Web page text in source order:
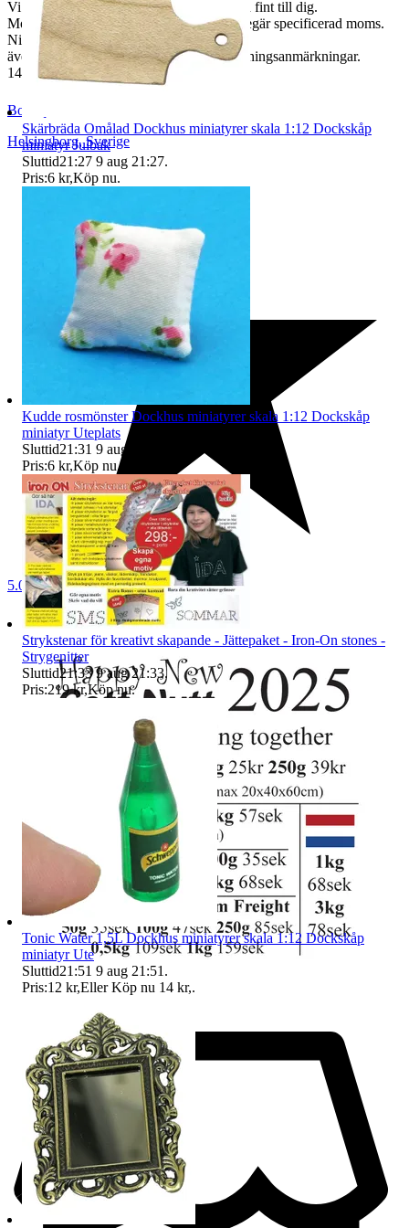
Vi garanterar att allt kommer fram helt och fint till dig.
Moms ingår i våra priser. Har ni företag begär specificerad moms.
Ni kan
även fråga om faktura om ni inte har betalningsanmärkningar.
14 dagars full returrätt vid oanvänd vara.
BoutiqueNo9
Helsingborg,Sverige
5.0
Skärbräda Omålad Dockhus miniatyrer skala 1:12 Dockskåp
miniatyr Julbak
Sluttid21:27 9 aug 21:27.
Pris:6 kr,Köp nu.
Kudde rosmönster Dockhus miniatyrer skala 1:12 Dockskåp
miniatyr Uteplats
Sluttid21:31 9 aug 21:31
Pris:6 kr,Köp nu.
Strykstenar för kreativt skapande - Jättepaket - Iron-On stones -
Strygenitter
Sluttid21:33 9 aug 21:33.
Pris:219 kr,Köp nu.
Tonic Water 1,5L Dockhus miniatyrer skala 1:12 Dockskåp
miniatyr Ute
Sluttid21:51 9 aug 21:51 .
Pris:12 kr,Eller Köp nu 14 kr,.